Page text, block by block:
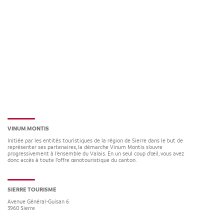
VINUM MONTIS
Initiée par les entités touristiques de la région de Sierre dans le but de
représenter ses partenaires, la démarche Vinum Montis s’ouvre
progressivement à l’ensemble du Valais. En un seul coup d’œil, vous avez
donc accès à toute l’offre œnotouristique du canton.
SIERRE TOURISME
Avenue Général-Guisan 6
3960 Sierre